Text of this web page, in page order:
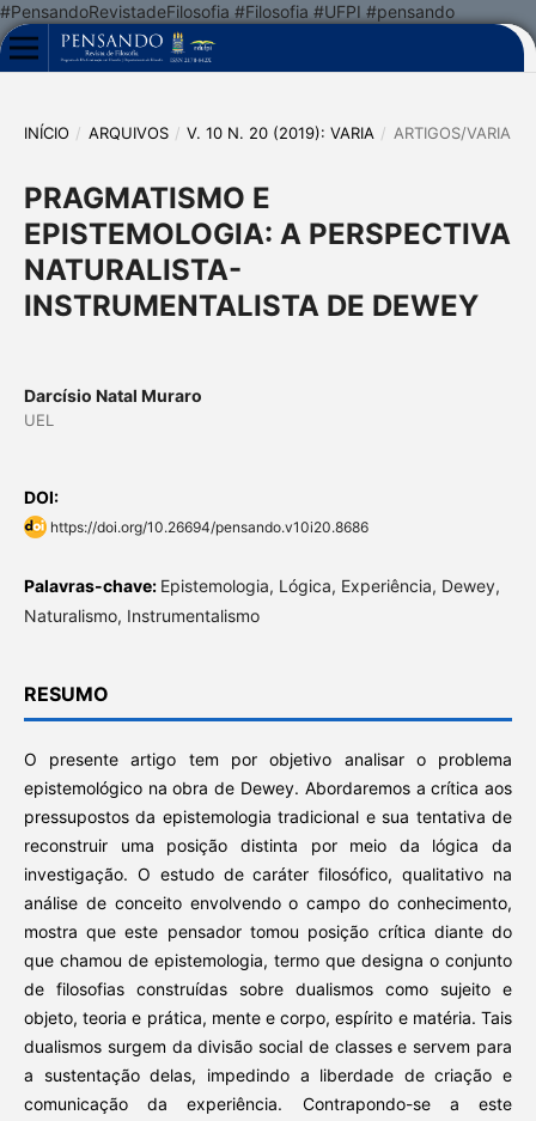
#PensandoRevistadeFilosofia #Filosofia #UFPI #pensando
INÍCIO / ARQUIVOS / V. 10 N. 20 (2019): VARIA / ARTIGOS/VARIA
PRAGMATISMO E
EPISTEMOLOGIA: A PERSPECTIVA
NATURALISTA-
INSTRUMENTALISTA DE DEWEY
Darcísio Natal Muraro
UEL
DOI:
https://doi.org/10.26694/pensando.v10i20.8686
Palavras-chave: Epistemologia, Lógica, Experiência, Dewey,
Naturalismo, Instrumentalismo
RESUMO
O presente artigo tem por objetivo analisar o problema
epistemológico na obra de Dewey. Abordaremos a crítica aos
pressupostos da epistemologia tradicional e sua tentativa de
reconstruir uma posição distinta por meio da lógica da
investigação. O estudo de caráter filosófico, qualitativo na
análise de conceito envolvendo o campo do conhecimento,
mostra que este pensador tomou posição crítica diante do
que chamou de epistemologia, termo que designa o conjunto
de filosofias construídas sobre dualismos como sujeito e
objeto, teoria e prática, mente e corpo, espírito e matéria. Tais
dualismos surgem da divisão social de classes e servem para
a sustentação delas, impedindo a liberdade de criação e
comunicação da experiência. Contrapondo-se a este